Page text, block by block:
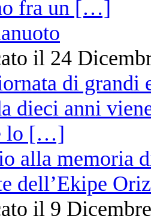
il 24
alla memoria
dell’Ekipe
il 9